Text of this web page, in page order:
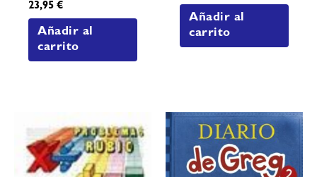
23,95€
Añadir al
carrito
Añadir al
carrito